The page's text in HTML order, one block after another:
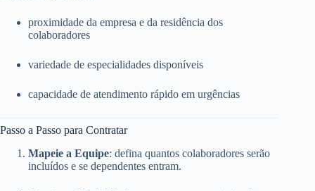
proximidade da empresa e da residência dos
colaboradores
variedade de especialidades disponíveis
capacidade de atendimento rápido em urgências
Passo a Passo para Contratar
Mapeie a Equipe: defina quantos colaboradores serão
incluídos e se dependentes entram.